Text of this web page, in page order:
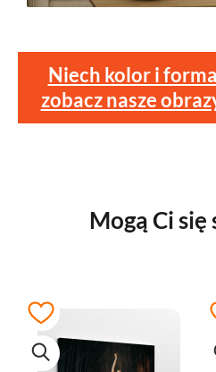
Niech kolor i
zobacz nasze
Mogą Ci się